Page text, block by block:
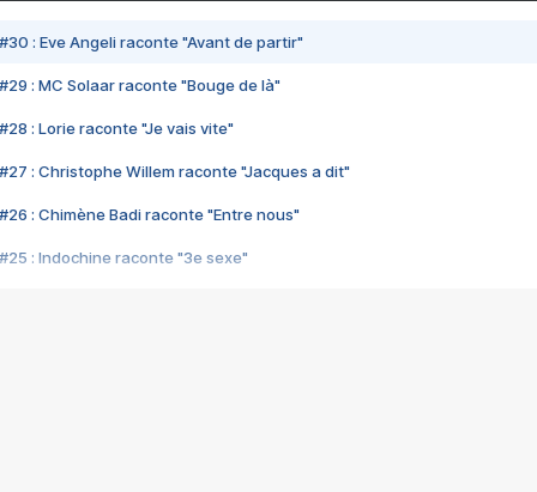
#30 : Eve Angeli raconte "Avant de partir"
#29 : MC Solaar raconte "Bouge de là"
#28 : Lorie raconte "Je vais vite"
#27 : Christophe Willem raconte "Jacques a dit"
#26 : Chimène Badi raconte "Entre nous"
#25 : Indochine raconte "3e sexe"